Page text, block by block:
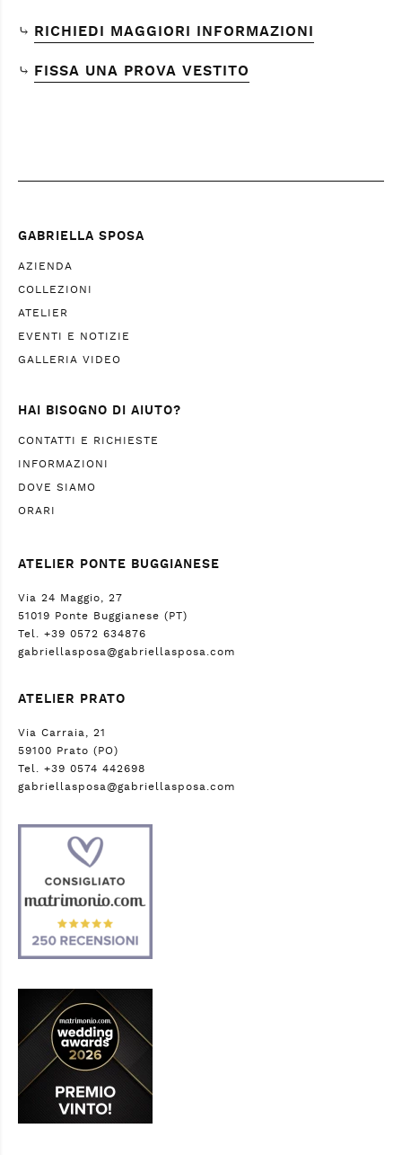
⤷ RICHIEDI MAGGIORI INFORMAZIONI
⤷ FISSA UNA PROVA VESTITO
GABRIELLA SPOSA
AZIENDA
COLLEZIONI
ATELIER
EVENTI E NOTIZIE
GALLERIA VIDEO
HAI BISOGNO DI AIUTO?
CONTATTI E RICHIESTE
INFORMAZIONI
DOVE SIAMO
ORARI
ATELIER PONTE BUGGIANESE
Via 24 Maggio, 27
51019 Ponte Buggianese (PT)
Tel. +39 0572 634876
gabriellasposa@gabriellasposa.com
ATELIER PRATO
Via Carraia, 21
59100 Prato (PO)
Tel. +39 0574 442698
gabriellasposa@gabriellasposa.com